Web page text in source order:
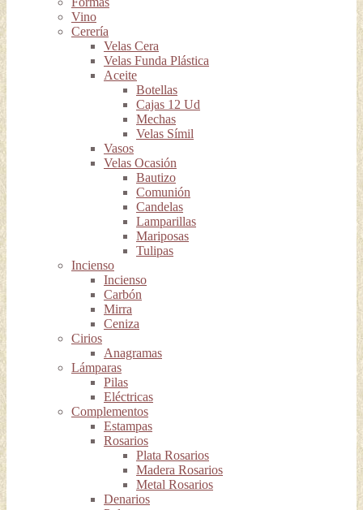
Vino
Cerería
Velas Cera
Velas Funda Plástica
Aceite
Botellas
Cajas 12 Ud
Mechas
Velas Símil
Vasos
Velas Ocasión
Bautizo
Comunión
Candelas
Lamparillas
Mariposas
Tulipas
Incienso
Incienso
Carbón
Mirra
Ceniza
Cirios
Anagramas
Lámparas
Pilas
Eléctricas
Complementos
Estampas
Rosarios
Plata Rosarios
Madera Rosarios
Metal Rosarios
Denarios